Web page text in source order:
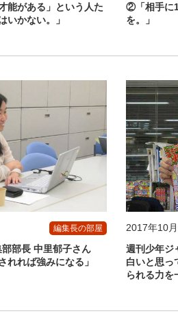
能がある」という人た
いかない。」
②「相手に
を。」
編集長の部屋
部長 中里郁子さん
れば強みになる」
2017年10
週刊少年ジ
白いと思っ
られる力を